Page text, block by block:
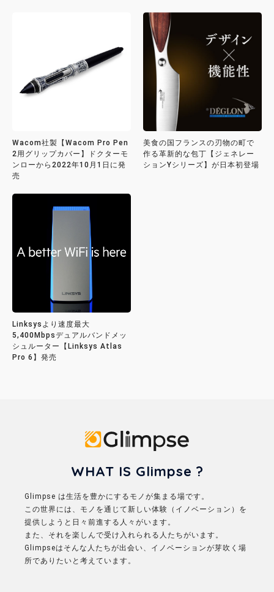
Wacom社製【Wacom Pro Pen
2用グリップカバー】ドクターモ
ンローから2022年10月1日に発
売
美食の国フランスの刃物の町で
作る革新的な包丁【ジェネレー
ションYシリーズ】が日本初登場
Linksysより速度最大
5,400Mbpsデュアルバンドメッ
シュルーター【Linksys Atlas
Pro 6】発売
WHAT IS Glimpse ?
Glimpse は生活を豊かにするモノが集まる場です。
この世界には、モノを通じて新しい体験（イノベーション）を
提供しようと日々前進する人々がいます。
また、それを楽しんで受け入れられる人たちがいます。
Glimpseはそんな人たちが出会い、イノベーションが芽吹く場
所でありたいと考えています。